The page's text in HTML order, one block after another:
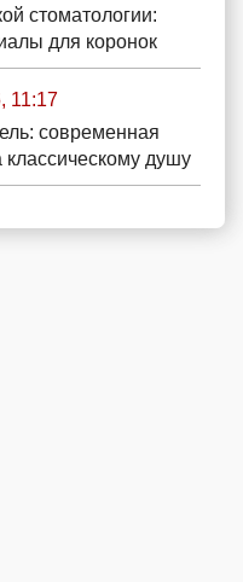
стоматологии:
для коронок
11:17
современная
классическому душу